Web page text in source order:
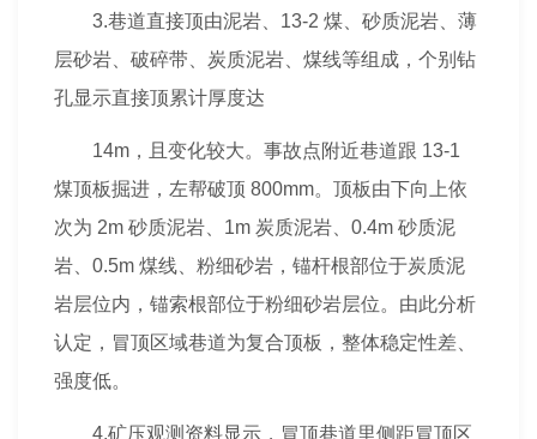
3.巷道直接顶由泥岩、13-2 煤、砂质泥岩、薄
层砂岩、破碎带、炭质泥岩、煤线等组成，个别钻
孔显示直接顶累计厚度达
14m，且变化较大。事故点附近巷道跟 13-1
煤顶板掘进，左帮破顶 800mm。顶板由下向上依
次为 2m 砂质泥岩、1m 炭质泥岩、0.4m 砂质泥
岩、0.5m 煤线、粉细砂岩，锚杆根部位于炭质泥
岩层位内，锚索根部位于粉细砂岩层位。由此分析
认定，冒顶区域巷道为复合顶板，整体稳定性差、
强度低。
4.矿压观测资料显示，冒顶巷道里侧距冒顶区